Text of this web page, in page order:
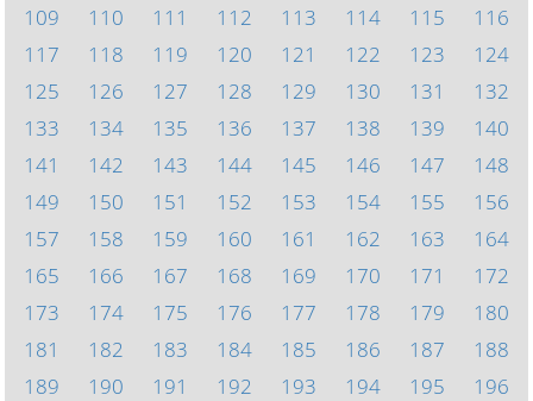
109
110 111 112 113 114 115
116
117
118 119 120 121 122 123
124
125
126 127 128 129 130 131
132
133
134 135 136 137 138 139
140
141
142 143 144 145 146 147
148
149
150 151 152 153 154 155
156
157
158 159 160 161 162 163
164
165
166 167 168 169 170 171
172
173
174 175 176 177 178 179
180
181
182 183 184 185 186 187
188
189
190 191 192 193 194 195
196